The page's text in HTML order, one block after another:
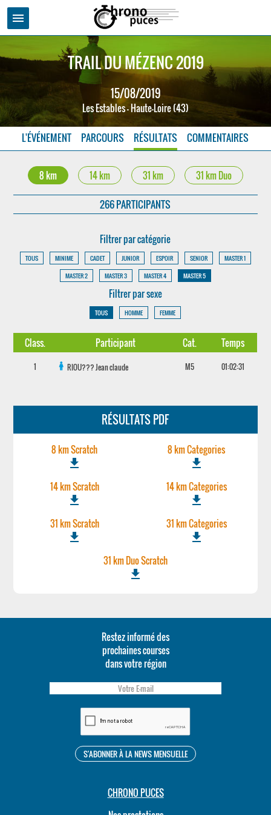
menu
TRAIL DU MÉZENC 2019
15/08/2019
Les Estables - Haute-Loire (43)
L'ÉVÉNEMENT PARCOURS RÉSULTATS COMMENTAIRES
8 km 14 km 31 km 31 km Duo
266 PARTICIPANTS
Filtrer par catégorie
TOUS MINIME CADET JUNIOR ESPOIR SENIOR
MASTER 1
MASTER 2
MASTER 3 MASTER 4 MASTER 5
Filtrer par sexe
TOUS HOMME FEMME
Class. Participant Cat. Temps
1 RIOU???Jean claude M5 01:02:31
RÉSULTATS PDF
8 km Scratch
file_download
8 km Categories
file_download
14 km Scratch
file_download
14 km Categories
file_download
31 km Scratch
file_download
31 km Categories
file_download
31 km Duo Scratch
file_download
Restez informé des
prochaines courses
dans votre région
CHRONO PUCES